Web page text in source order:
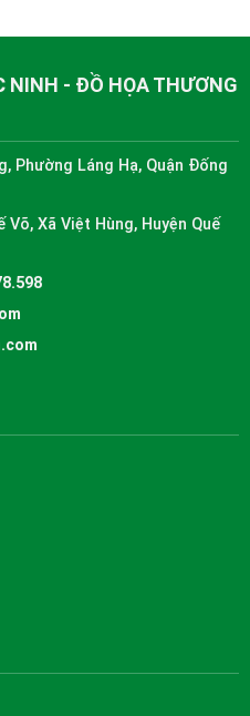
NINH - ĐỒ HỌA THƯƠNG
Phường Láng Hạ, Quận Đống
Võ, Xã Việt Hùng, Huyện Quế